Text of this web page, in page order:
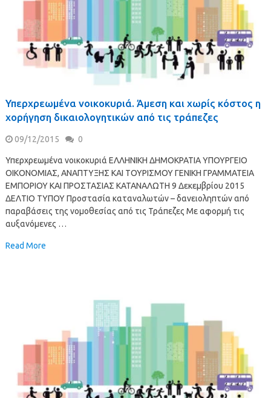
Υπερχρεωμένα νοικοκυριά. Άμεση και χωρίς κόστος η
χορήγηση δικαιολογητικών από τις τράπεζες
09/12/2015 0
Υπερχρεωμένα νοικοκυριά ΕΛΛΗΝΙΚΗ ΔΗΜΟΚΡΑΤΙΑ ΥΠΟΥΡΓΕΙΟ
ΟΙΚΟΝΟΜΙΑΣ, ΑΝΑΠΤΥΞΗΣ ΚΑΙ ΤΟΥΡΙΣΜΟΥ ΓΕΝΙΚΗ ΓΡΑΜΜΑΤΕΙΑ
ΕΜΠΟΡΙΟΥ ΚΑΙ ΠΡΟΣΤΑΣΙΑΣ ΚΑΤΑΝΑΛΩΤΗ 9 Δεκεμβρίου 2015
ΔΕΛΤΙΟ ΤΥΠΟΥ Προστασία καταναλωτών – δανειοληπτών από
παραβάσεις της νομοθεσίας από τις Τράπεζες Με αφορμή τις
αυξανόμενες …
Read More